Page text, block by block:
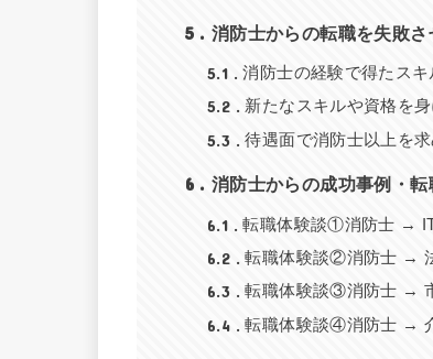
5 消防士からの転職を失敗さ
5.1 消防士の経験で得たス
5.2 新たなスキルや資格を
5.3 待遇面で消防士以上を
6 消防士からの成功事例・転
6.1 転職体験談①消防士 →
6.2 転職体験談②消防士 →
6.3 転職体験談③消防士 →
6.4 転職体験談④消防士 →